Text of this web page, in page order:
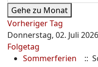
Gehe zu Monat
Vorheriger Tag
Donnerstag, 02. Juli 2026
Folgetag
Sommerferien
::